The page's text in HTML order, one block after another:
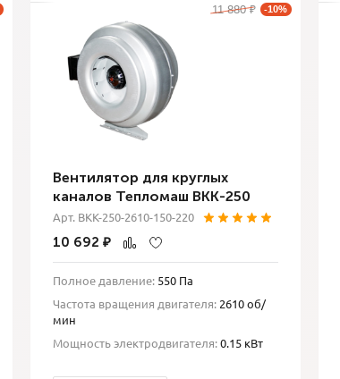
Вентилятор для круглых
каналов Тепломаш ВКК-250
Арт. ВКК-250-2610-150-220
11 880₽ -10%
10 692₽
Полное давление: 550 Па
Частота вращения двигателя: 2610 об/
мин
Мощность электродвигателя:0.15 кВт